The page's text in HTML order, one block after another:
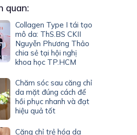
quan:
Collagen Type I tái tạo
mô da: ThS.BS CKII
Nguyễn Phương Thảo
chia sẻ tại hội nghị
khoa học TP.HCM
Chăm sóc sau căng chỉ
da mặt đúng cách để
hồi phục nhanh và đạt
hiệu quả tốt
Căng chỉ trẻ hóa da